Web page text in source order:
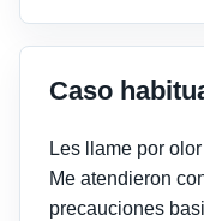
Caso
Les llame por
Me atendieron
precauciones